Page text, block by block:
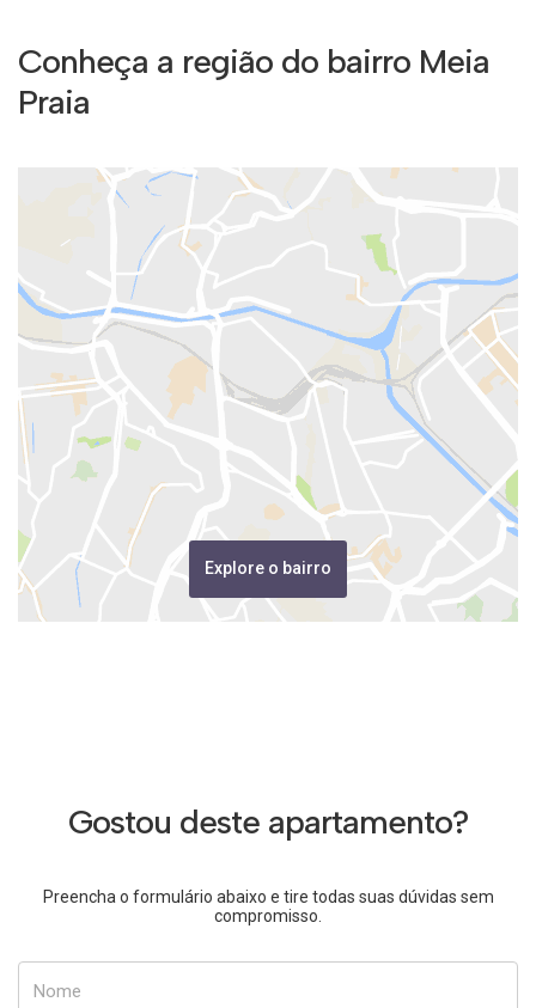
Conheça a região do bairro Meia
Praia
Explore o bairro
Gostou deste apartamento?
Preencha o formulário abaixo e tire todas suas dúvidas sem
compromisso.